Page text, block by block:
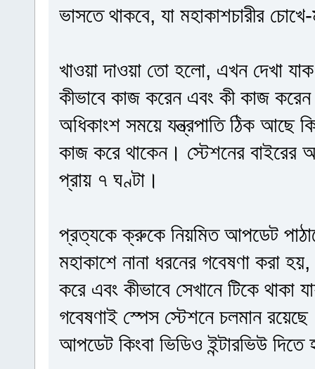
ভাসতে থাকবে, যা মহাকাশচারীর
খাওয়া দাওয়া তো হলো, এখন দেখা যাক
কীভাবে কাজ করেন এবং কী কাজ
অধিকাংশ সময়ে যন্ত্রপাতি ঠিক আছে
কাজ করে থাকেন। স্টেশনের
প্রায় ৭ ঘণ্টা।
প্রত্যকে ক্রুকে নিয়মিত আপডেট
মহাকাশে নানা ধরনের গবেষণা করা
করে এবং কীভাবে সেখানে টিকে
গবেষণাই স্পেস স্টেশনে চলমান
আপডেট কিংবা ভিডিও ইন্টারভিউ